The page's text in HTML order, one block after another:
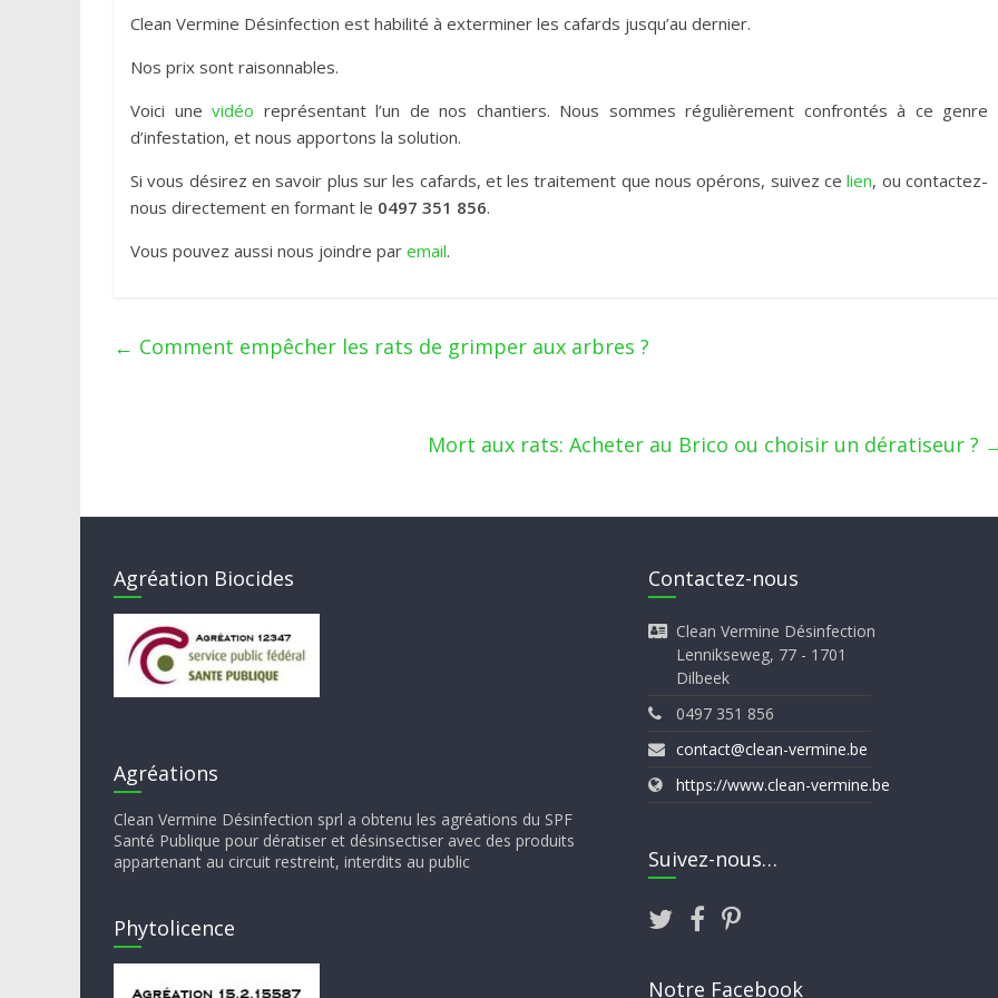
Clean Vermine Désinfection est habilité à exterminer les cafards jusqu’au dernier.
Nos prix sont raisonnables.
Voici une vidéo représentant l’un de nos chantiers. Nous sommes régulièrement confrontés à ce genre
d’infestation, et nous apportons la solution.
Si vous désirez en savoir plus sur les cafards, et les traitement que nous opérons, suivez celien, ou contactez-
nous directement en formant le 0497 351 856.
Vous pouvez aussi nous joindre par email.
← Comment empêcher les rats de grimper aux arbres ?
Mort aux rats: Acheter au Brico ou choisir un dératiseur ?
Agréation Biocides
Agréations
Clean Vermine Désinfection sprl a obtenu les agréations du SPF
Santé Publique pour dératiser et désinsectiser avec des produits
appartenant au circuit restreint, interdits au public
Phytolicence
Contactez-nous
Clean Vermine Désinfection
Lennikseweg, 77 - 1701
Dilbeek
0497 351 856
contact@clean-vermine.be
https://www.clean-vermine.be
Suivez-nous…
Notre Facebook